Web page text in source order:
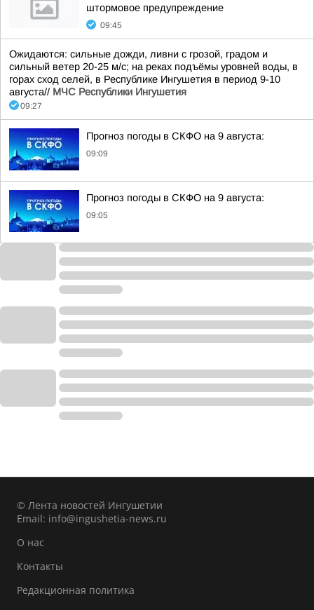
штормовое предупреждение
09:45
Ожидаются: сильные дожди, ливни с грозой, градом и
сильный ветер 20-25 м/с; на реках подъёмы уровней воды, в
горах сход селей, в Республике Ингушетия в период 9-10
августа// МЧС Республики Ингушетия
09:27
Прогноз погоды в СКФО на 9 августа:
09:09
Прогноз погоды в СКФО на 9 августа:
09:05
© Лента новостей Ингушетии
Email: info@ingushetia-news.ru
О нас
Контакты
Редакционная политика